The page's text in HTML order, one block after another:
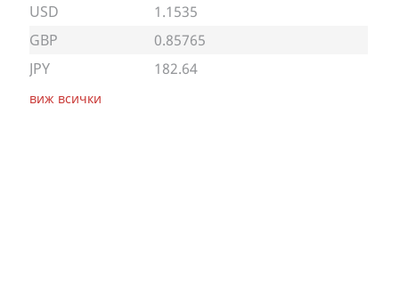
USD
1.1535
GBP
0.85765
JPY
182.64
виж всички